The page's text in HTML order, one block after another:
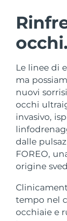
Le linee di
ma
nuovi
occhi
invasivo,
dalle
FOREO,
origine
tempo nel
occhiaie e
Idratazione
Anti-age
Austria
Bahrein
Belgio
Bermuda
Bosnia ed
Erzegovina
Brunei
Bulgaria
Canada
Cile